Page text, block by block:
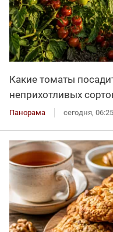
Какие томаты
неприхотливых
Панорама сегодня, 06:25